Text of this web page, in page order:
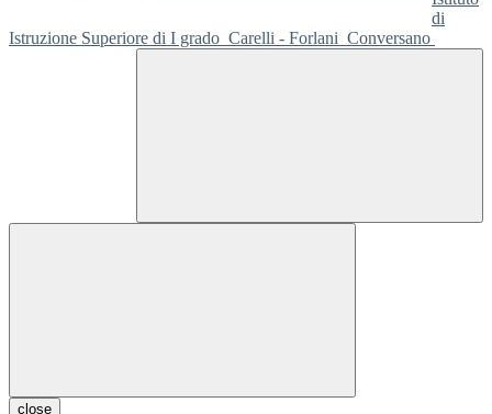
di
Istruzione Superiore di I grado Carelli - Forlani Conversano
close